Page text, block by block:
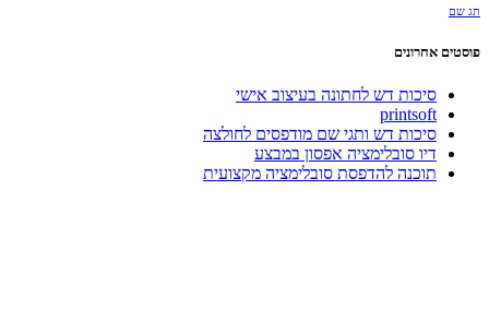
תג שם
פוסטים אחרונים
סיכות דש לחתונה בעיצוב אישי
printsoft
סיכות דש ותגי שם מודפסים לחולצה
דיו סובלימציה אפסון במבצע
תוכנה להדפסת סובלימציה מקצועית